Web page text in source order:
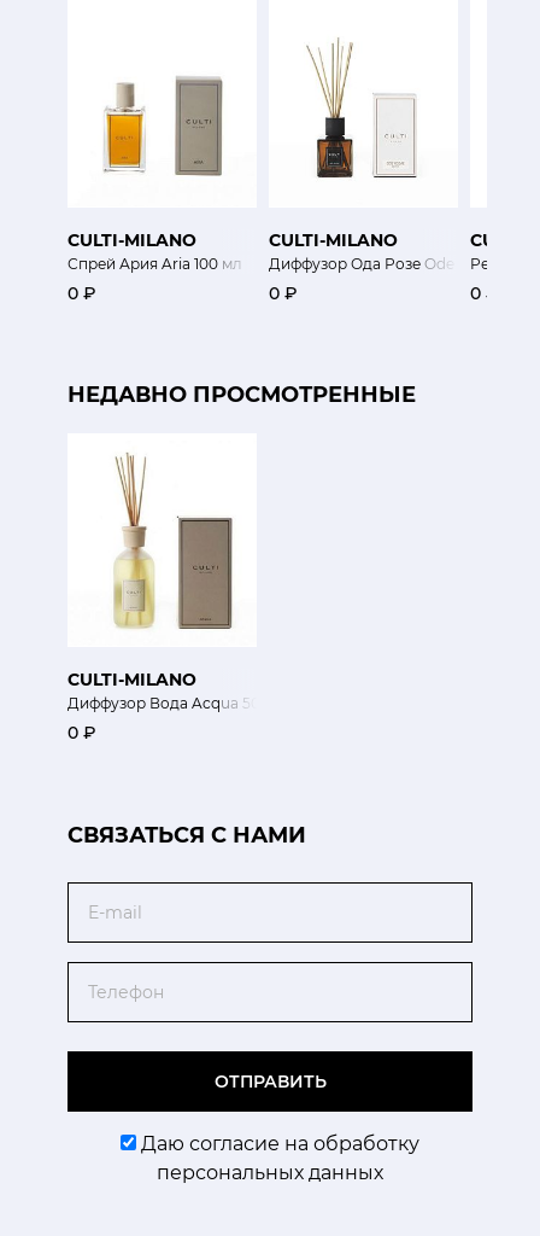
CULTI-MILANO
Спрей Ария Aria 100 мл
0 ₽
CULTI-MILANO
Диффузор Ода Розе Ode Rosae
0 ₽
CULTI-
Рефил
0 ₽
НЕДАВНО ПРОСМОТРЕННЫЕ
CULTI-MILANO
Диффузор Вода Acqua 500мл
0 ₽
CВЯЗАТЬСЯ С НАМИ
ОТПРАВИТЬ
Даю согласие на обработку
персональных данных